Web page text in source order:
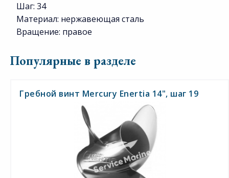
Шаг: 34
Материал: нержавеющая сталь
Вращение: правое
Популярные в разделе
Гребной винт Mercury Enertia 14", шаг 19